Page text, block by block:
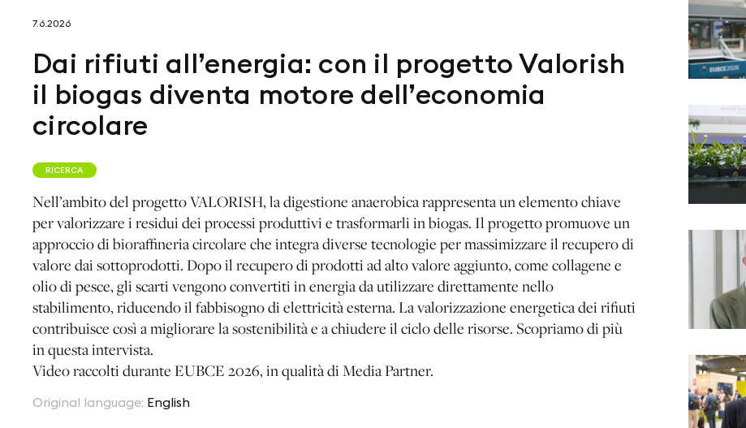
7.6.2026
Dai rifiuti all’energia: con il progetto Valorish
il biogas diventa motore dell’economia
circolare
RICERCA
Nell’ambito del progetto VALORISH, la digestione anaerobica rappresenta un elemento chiave
per valorizzare i residui dei processi produttivi e trasformarli in biogas. Il progetto promuove un
approccio di bioraffineria circolare che integra diverse tecnologie per massimizzare il recupero di
valore dai sottoprodotti. Dopo il recupero di prodotti ad alto valore aggiunto, come collagene e
olio di pesce, gli scarti vengono convertiti in energia da utilizzare direttamente nello
stabilimento, riducendo il fabbisogno di elettricità esterna. La valorizzazione energetica dei rifiuti
contribuisce così a migliorare la sostenibilità e a chiudere il ciclo delle risorse. Scopriamo di più
in questa intervista.
Video raccolti durante EUBCE 2026, in qualità di Media Partner.
Original language: English